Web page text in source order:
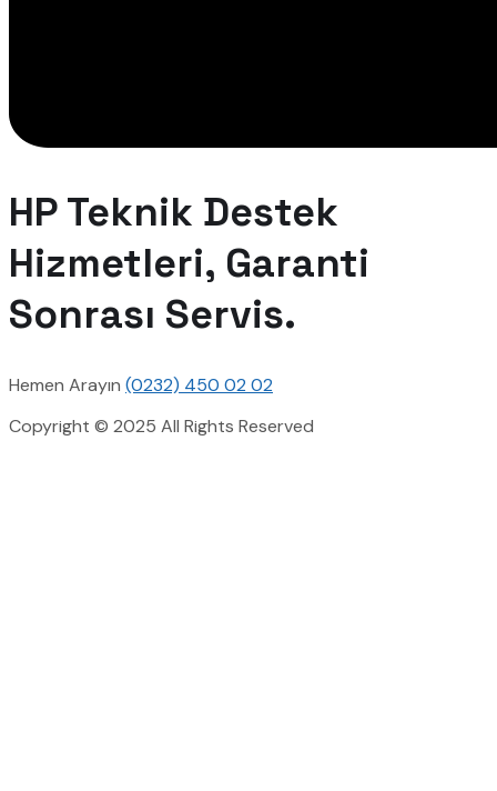
HP Teknik Destek
Hizmetleri, Garanti
Sonrası Servis.
Hemen Arayın (0232) 450 02 02
Copyright © 2025 All Rights Reserved